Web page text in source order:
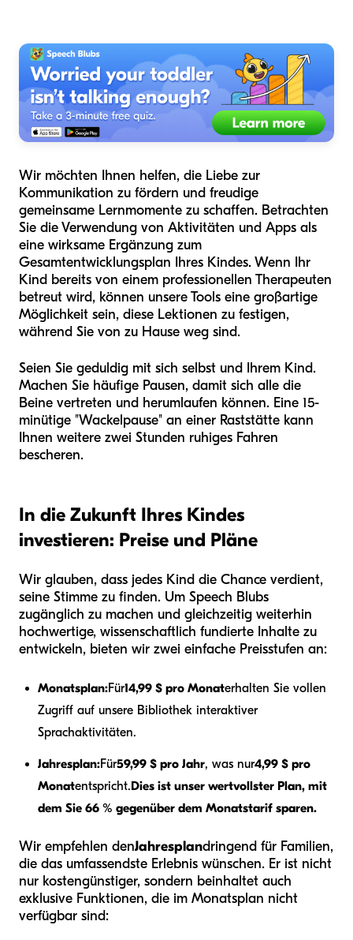
Wir möchten Ihnen helfen, die Liebe zur
Kommunikation zu fördern und freudige
gemeinsame Lernmomente zu schaffen. Betrachten
Sie die Verwendung von Aktivitäten und Apps als
eine wirksame Ergänzung zum
Gesamtentwicklungsplan Ihres Kindes. Wenn Ihr
Kind bereits von einem professionellen Therapeuten
betreut wird, können unsere Tools eine großartige
Möglichkeit sein, diese Lektionen zu festigen,
während Sie von zu Hause weg sind.
Seien Sie geduldig mit sich selbst und Ihrem Kind.
Machen Sie häufige Pausen, damit sich alle die
Beine vertreten und herumlaufen können. Eine 15-
minütige "Wackelpause" an einer Raststätte kann
Ihnen weitere zwei Stunden ruhiges Fahren
bescheren.
In die Zukunft Ihres Kindes
investieren: Preise und Pläne
Wir glauben, dass jedes Kind die Chance verdient,
seine Stimme zu finden. Um Speech Blubs
zugänglich zu machen und gleichzeitig weiterhin
hochwertige, wissenschaftlich fundierte Inhalte zu
entwickeln, bieten wir zwei einfache Preisstufen an:
Monatsplan:Für14,99 $ pro Monaterhalten Sie vollen
Zugriff auf unsere Bibliothek interaktiver
Sprachaktivitäten.
Jahresplan:Für59,99 $ pro Jahr, was nur4,99 $ pro
Monatentspricht.Dies ist unser wertvollster Plan, mit
dem Sie 66 % gegenüber dem Monatstarif sparen.
Wir empfehlen denJahresplandringend für Familien,
die das umfassendste Erlebnis wünschen. Er ist nicht
nur kostengünstiger, sondern beinhaltet auch
exklusive Funktionen, die im Monatsplan nicht
verfügbar sind: